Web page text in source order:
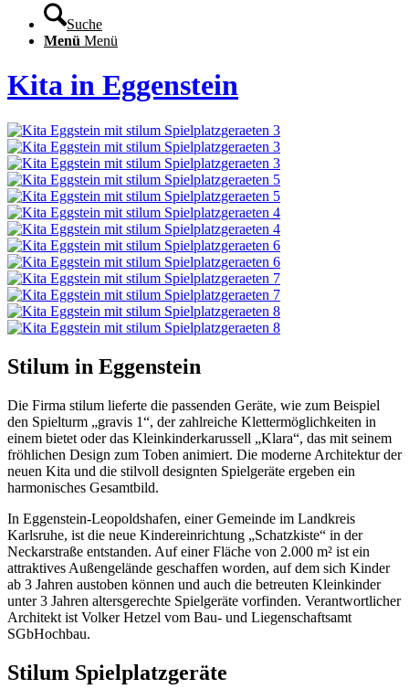
Suche
Menü Menü
Kita in Eggenstein
Stilum in Eggenstein
Die Firma stilum lieferte die passenden Geräte, wie zum Beispiel
den Spielturm „gravis 1“, der zahlreiche Klettermöglichkeiten in
einem bietet oder das Kleinkinderkarussell „Klara“, das mit seinem
fröhlichen Design zum Toben animiert. Die moderne Architektur der
neuen Kita und die stilvoll designten Spielgeräte ergeben ein
harmonisches Gesamtbild.
In Eggenstein-Leopoldshafen, einer Gemeinde im Landkreis
Karlsruhe, ist die neue Kindereinrichtung „Schatzkiste“ in der
Neckarstraße entstanden. Auf einer Fläche von 2.000 m² ist ein
attraktives Außengelände geschaffen worden, auf dem sich Kinder
ab 3 Jahren austoben können und auch die betreuten Kleinkinder
unter 3 Jahren altersgerechte Spielgeräte vorfinden. Verantwortlicher
Architekt ist Volker Hetzel vom Bau- und Liegenschaftsamt
SGbHochbau.
Stilum Spielplatzgeräte